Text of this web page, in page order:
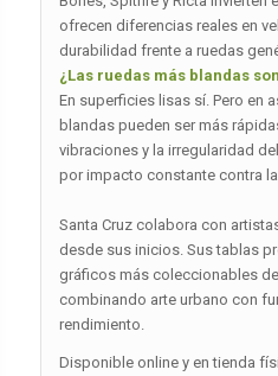
ofrecen diferencias reales en
durabilidad frente a ruedas
¿Las ruedas más blandas
En superficies lisas sí. Pero en
blandas pueden ser más
vibraciones y la irregularidad
por impacto constante contra
Santa Cruz colabora con
desde sus inicios. Sus tablas
gráficos más coleccionables
combinando arte urbano con
rendimiento.
Disponible online y en tienda